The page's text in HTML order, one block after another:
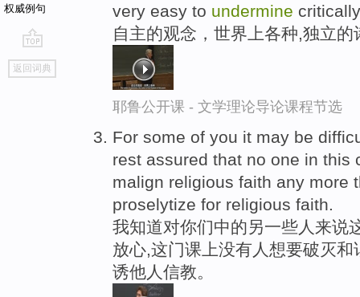
权威例句
go
top
返回词典
very easy to undermine
自主的观念，世界上各种,独立
耶鲁公开课 - 文学理论导论课程节选
For some of you it may be
rest assured that no one in this
malign religious faith any more
proselytize for religious faith.
我知道对你们中的另一些人来说
放心,这门课上没有人想要破灭
诱他人信教。